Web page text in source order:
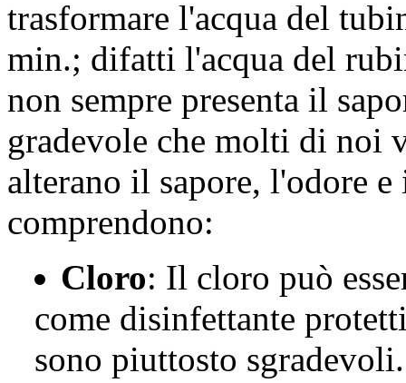
trasformare l'acqua del
min.; difatti l'acqua del
non sempre presenta il
gradevole che molti di noi
alterano il sapore, l'odore
comprendono:
Cloro: Il cloro può
come disinfettante
sono piuttosto